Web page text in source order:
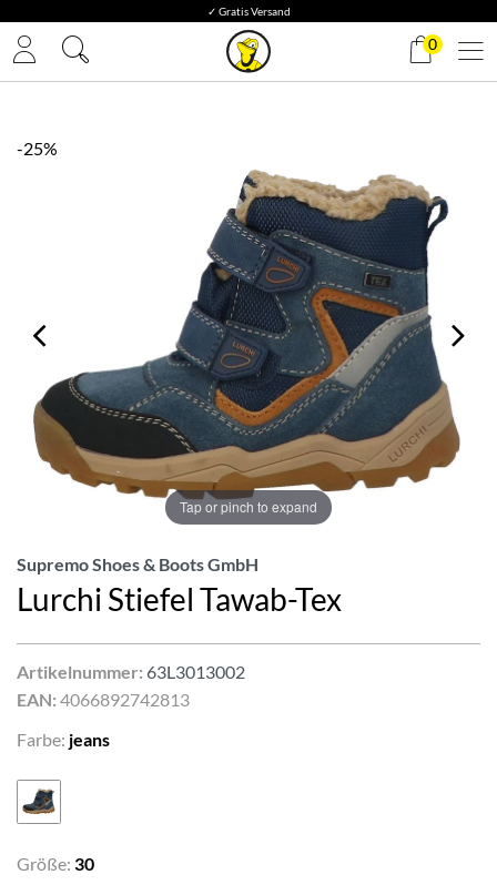
✓ Gratis Versand
0
-25%
Tap or pinch to expand
Supremo Shoes & Boots GmbH
Lurchi Stiefel Tawab-Tex
Artikelnummer: 63L3013002
EAN: 4066892742813
Farbe: jeans
Größe: 30